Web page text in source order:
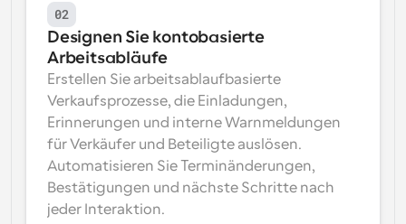
02
Designen Sie kontobasierte
Arbeitsabläufe
Erstellen Sie arbeitsablaufbasierte
Verkaufsprozesse, die Einladungen,
Erinnerungen und interne Warnmeldungen
für Verkäufer und Beteiligte auslösen.
Automatisieren Sie Terminänderungen,
Bestätigungen und nächste Schritte nach
jeder Interaktion.